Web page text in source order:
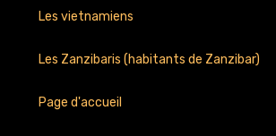
Les vietnamiens
Les Zanzibaris (habitants de Zanzibar)
Page d'accueil